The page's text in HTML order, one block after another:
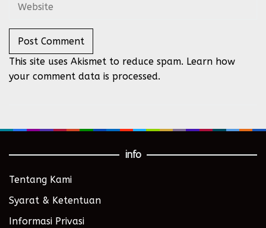
This site uses Akismet to reduce spam. Learn how
your comment data is processed.
info
Tentang Kami
Syarat & Ketentuan
Informasi Privasi